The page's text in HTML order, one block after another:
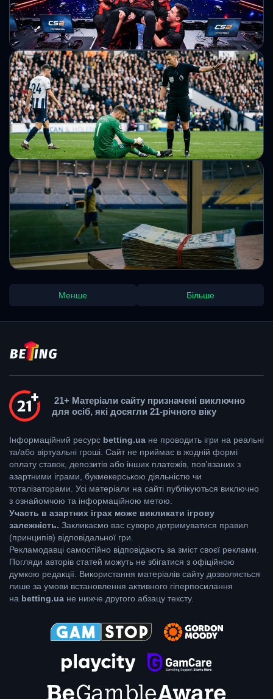
FaceIT провів масштабну хвилю блокувань смурф-
акаунтів, забанивши понад 12 тисяч профілів. Платформа
також компенсувала гравцям 20 мільйонів Elo.
Михайло Кузьменко
Українська організація ALGO оголосила
про вихід зі сцени Counter-Strike 2
Український кіберспортивний клуб ALGO припинив
виступи в Counter-Strike 2, розформувавши склад.
Найбільшим успіхом команди стала перемога на United21
League Season 49.
Михайло Кузьменко
В Англії тестуватимуть нове правило
проти тактичних пауз за участю воротарів
В Англії розпочнуть тестування нового правила, яке має
запобігти тактичним паузам за участю воротарів. У разі
виходу медиків команда тимчасово залишатиметься в
меншості.
Михайло Кузьменко
млн євро
Роналду, переживає фінансову кризу. Борги клубу
перевищили 180 млн євро, що вже вплинуло на
трансферну політику.
Менше Більше
21+ Матеріали сайту призначені виключно
для осіб, які досягли 21-річного віку
Інформаційний ресурс betting.ua не проводить ігри на реальні
та/або віртуальні гроші. Сайт не приймає в жодній формі
оплату ставок, депозитів або інших платежів, пов’язаних з
азартними іграми, букмекерською діяльністю чи
тоталізаторами. Усі матеріали на сайті публікуються виключно
з ознайомчою та інформаційною метою.
Участь в азартних іграх може викликати ігрову
залежність. Закликаємо вас суворо дотримуватися правил
(принципів) відповідальної гри.
Рекламодавці самостійно відповідають за зміст своєї реклами.
Погляди авторів статей можуть не збігатися з офіційною
думкою редакції. Використання матеріалів сайту дозволяється
лише за умови встановлення активного гіперпосилання
на betting.ua не нижче другого абзацу тексту.